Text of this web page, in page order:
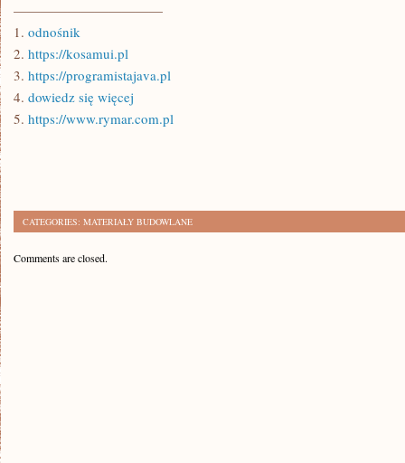
———————————
1. odnośnik
2. https://kosamui.pl
3. https://programistajava.pl
4. dowiedz się więcej
5. https://www.rymar.com.pl
CATEGORIES: MATERIAŁY BUDOWLANE
Comments are closed.